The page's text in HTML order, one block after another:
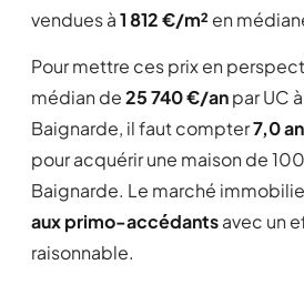
vendues à1 812 €/m² en
Pour mettre ces prix en
médian de25 740 €/anpar UC
Baignarde, il faut compter7,0
pour acquérir une maison de
Baignarde. Le marché
aux primo-accédantsavec un
raisonnable.